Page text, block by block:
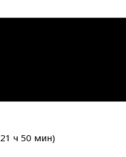
21 ч 50 мин)